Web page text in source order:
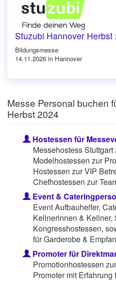
Stuzubi Hannover Herbst
Bildungsmesse
14.11.2026 in Hannover
Messe Personal buchen
Herbst 2024
Hostessen für
Messehostess
Modelhostessen zur
Hostessen zur VIP
Chefhostessen zur
Event &
Event Aufbauhelfer,
Kellnerinnen & Kellner,
Kongresshostessen,
für Garderobe &
Promoter für
Promotionhostessen
Promoter mit Erfahrung